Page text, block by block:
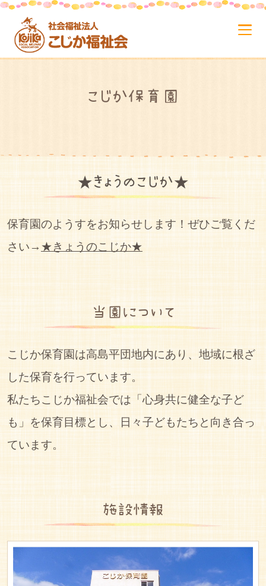
こじか保育園
★きょうのこじか★
保育園のようすをお知らせします！ぜひご覧くだ
さい→ ★きょうのこじか★
当園について
こじか保育園は高島平団地内にあり、地域に根ざ
した保育を行っています。
私たちこじか福祉会では「心身共に健全な子ど
も」を保育目標とし、日々子どもたちと向き合っ
ています。
施設情報